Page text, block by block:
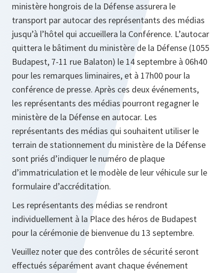
ministère hongrois de la Défense assurera le
transport par autocar des représentants des médias
jusqu’à l’hôtel qui accueillera la Conférence. L’autocar
quittera le bâtiment du ministère de la Défense (1055
Budapest, 7-11 rue Balaton) le 14 septembre à 06h40
pour les remarques liminaires, et à 17h00 pour la
conférence de presse. Après ces deux événements,
les représentants des médias pourront regagner le
ministère de la Défense en autocar. Les
représentants des médias qui souhaitent utiliser le
terrain de stationnement du ministère de la Défense
sont priés d’indiquer le numéro de plaque
d’immatriculation et le modèle de leur véhicule sur le
formulaire d’accréditation.
Les représentants des médias se rendront
individuellement à la Place des héros de Budapest
pour la cérémonie de bienvenue du 13 septembre.
Veuillez noter que des contrôles de sécurité seront
effectués séparément avant chaque événement